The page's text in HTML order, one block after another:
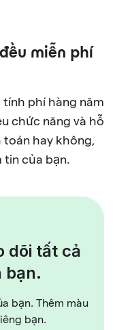
miễn phí
phí hàng năm
chức năng và hỗ
hay không,
tin của bạn.
dõi tất cả
bạn.
bạn. Thêm màu
bạn.